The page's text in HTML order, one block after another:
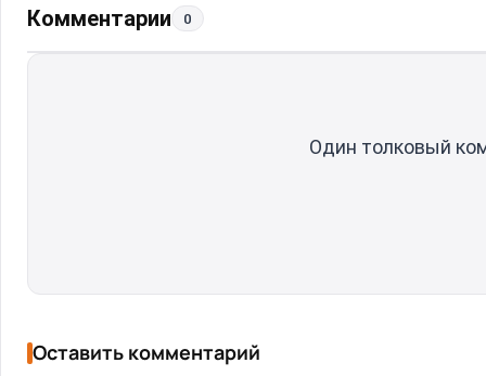
Комментарии 0
Один толковый
Оставить комментарий